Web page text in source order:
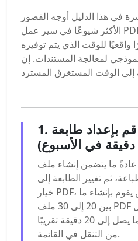
في هذا الدليل أوجه القصور
الأكثر شيوعًا في سير عمل PDF في إعدادات العمل عن
واقعيًا للوقت الذي يتم توفيره
لمعالجة المستندات. إن
1. قم بإعداد طابعة PDF بنقرة واحدة
عادةً ما يتضمن إنشاء ملف PDF من أي تطبيق التنقل
ثم تغيير الطابعة إلى
خيار PDF، ثم التأكيد. بالنسبة لشخص يقوم بإنشاء ما
بين 20 إلى 30 ملف PDF في الأسبوع، فإن تسلسل
النقرات الستة هذا يضيف ما يصل إلى 20 دقيقة تقريبًا
من التنقل في القائمة.